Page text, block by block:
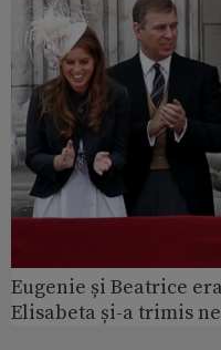
Eugenie și Beatrice
Elisabeta și-a trimis